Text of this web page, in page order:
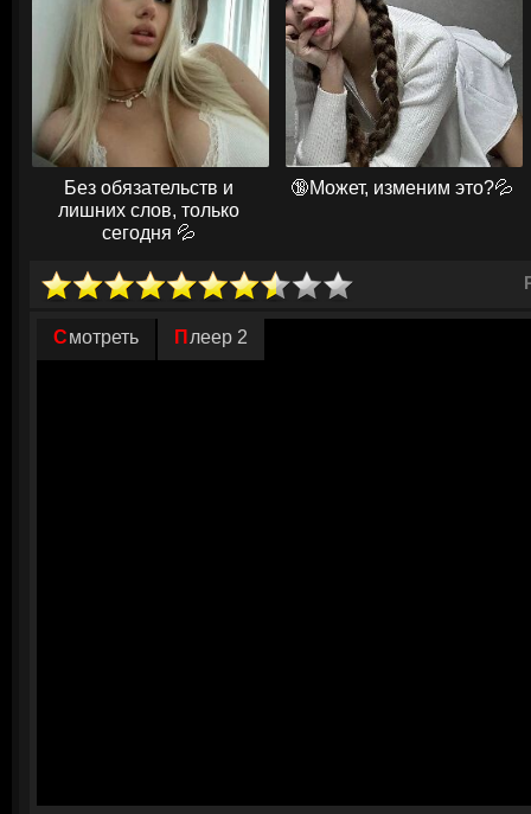
командировку в Париж. После похищения факты говорят о том, что
простое стечение обстоятельств. Перед героями встает сложная
этом не навредить Ларе.
© ГидОнлайн
Без обязательств и
лишних слов, только
сегодня 💦
🔞Может, изменим это?💦
Смотреть Плеер 2